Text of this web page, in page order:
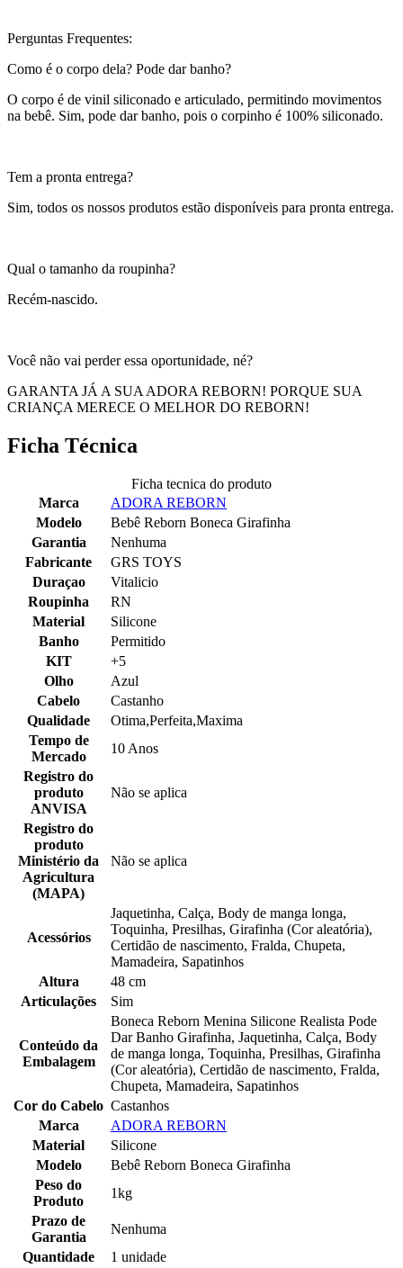
Perguntas Frequentes:
Como é o corpo dela? Pode dar banho?
O corpo é de vinil siliconado e articulado, permitindo movimentos
na bebê. Sim, pode dar banho, pois o corpinho é 100% siliconado.
Tem a pronta entrega?
Sim, todos os nossos produtos estão disponíveis para pronta entrega.
Qual o tamanho da roupinha?
Recém-nascido.
Você não vai perder essa oportunidade, né?
GARANTA JÁ A SUA ADORA REBORN! PORQUE SUA
CRIANÇA MERECE O MELHOR DO REBORN!
Ficha Técnica
Ficha tecnica do produto
Marca
ADORA REBORN
Modelo
Bebê Reborn Boneca Girafinha
Garantia
Nenhuma
Fabricante
GRS TOYS
Duraçao
Vitalicio
Roupinha
RN
Material
Silicone
Banho
Permitido
KIT
+5
Olho
Azul
Cabelo
Castanho
Qualidade
Otima,Perfeita,Maxima
Tempo de
Mercado
10 Anos
Registro do
produto
ANVISA
Não se aplica
Registro do
produto
Ministério da
Agricultura
(MAPA)
Não se aplica
Acessórios
Jaquetinha, Calça, Body de manga longa,
Toquinha, Presilhas, Girafinha (Cor aleatória),
Certidão de nascimento, Fralda, Chupeta,
Mamadeira, Sapatinhos
Altura
48 cm
Articulações
Sim
Conteúdo da
Embalagem
Boneca Reborn Menina Silicone Realista Pode
Dar Banho Girafinha, Jaquetinha, Calça, Body
de manga longa, Toquinha, Presilhas, Girafinha
(Cor aleatória), Certidão de nascimento, Fralda,
Chupeta, Mamadeira, Sapatinhos
Cor do Cabelo Castanhos
Marca
ADORA REBORN
Material
Silicone
Modelo
Bebê Reborn Boneca Girafinha
Peso do
Produto
1kg
Prazo de
Garantia
Nenhuma
Quantidade
1 unidade